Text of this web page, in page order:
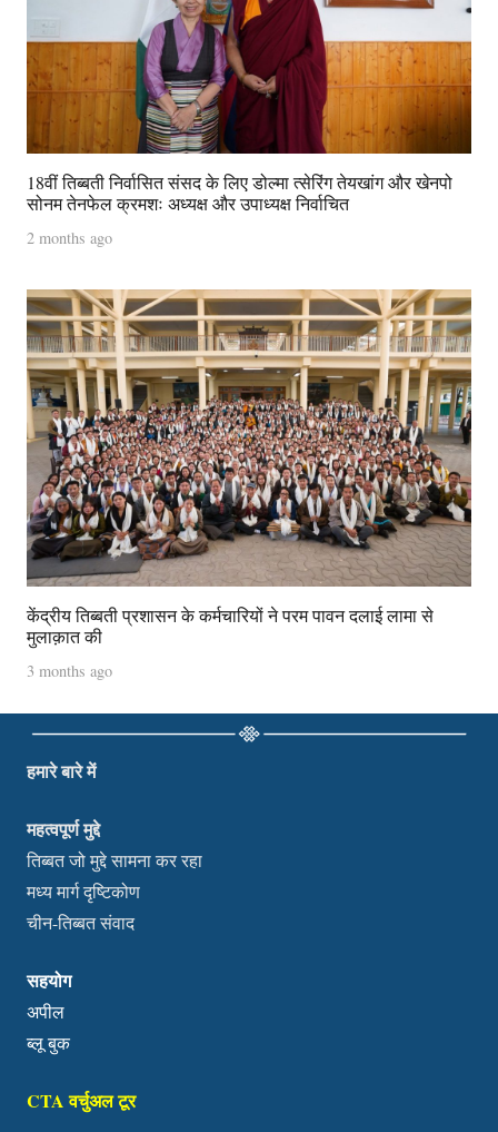
18वीं तिब्बती निर्वासित संसद के लिए डोल्मा त्सेरिंग तेयखांग और खेनपो
सोनम तेनफेल क्रमशः अध्यक्ष और उपाध्यक्ष निर्वाचित
2 months ago
केंद्रीय तिब्बती प्रशासन के कर्मचारियों ने परम पावन दलाई लामा से
मुलाक़ात की
3 months ago
हमारे बारे में
महत्वपूर्ण मुद्दे
तिब्बत जो मुद्दे सामना कर रहा
मध्य मार्ग दृष्टिकोण
चीन-तिब्बत संवाद
सहयोग
अपील
ब्लू बुक
CTA वर्चुअल टूर